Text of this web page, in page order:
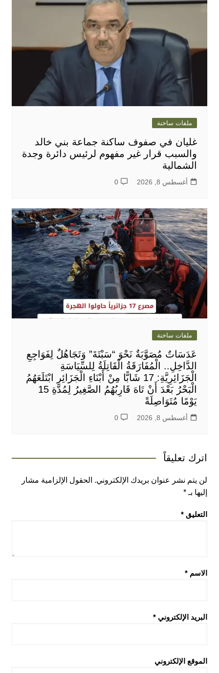
ملفات ساخنة
غليان في صفوف ساكنة جماعة بني خالد
والسبب قرار غير مفهوم لرئيس دائرة وجدة
الشمالية
أغسطس 8, 2026 0
ملفات ساخنة
عَدَسَاتٌ مُصَوَّبَةٌ نَحْوَ “سَبْتَةَ” وَتَجَاهُلٌ لِفَوَاجِعِ
الدَّاخِلِ.. الْمُفَارَقَةُ الْقَاتِلَةُ لِلسِّيَاسَةِ
الْجَزَائِرِيَّةِ: 17 شَابًّا مِنْ أَبْنَاءِ الْجَزَائِرِ ابْتَلَعَهُمُ
الْبَحْرُ بَعْدَ أَنْ تَاهَ قَارِبُهُمُ الصَّغِيرُ لِمُدَّةِ 15
يَوْمًا مُتَوَاصِلَةً
أغسطس 8, 2026 0
اترك تعليقاً
لن يتم نشر عنوان بريدك الإلكتروني. الحقول الإلزامية مشار
إليها بـ *
التعليق *
الاسم *
البريد الإلكتروني *
الموقع الإلكتروني